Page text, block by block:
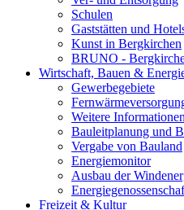
Schulen
Gaststätten und
Kunst in Bergkirchen
BRUNO -
Wirtschaft, Bauen &
Gewerbegebiete
Weitere Informationen
Bauleitplanung und
Vergabe von Bauland
Energiemonitor
Ausbau der
Freizeit & Kultur